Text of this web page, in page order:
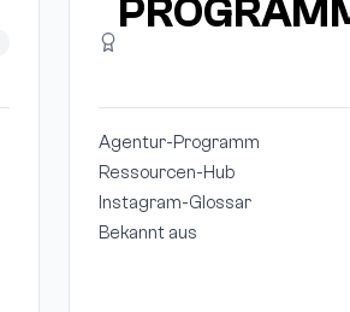
Agentur-Programm
Ressourcen-Hub
Instagram-Glossar
Bekannt aus